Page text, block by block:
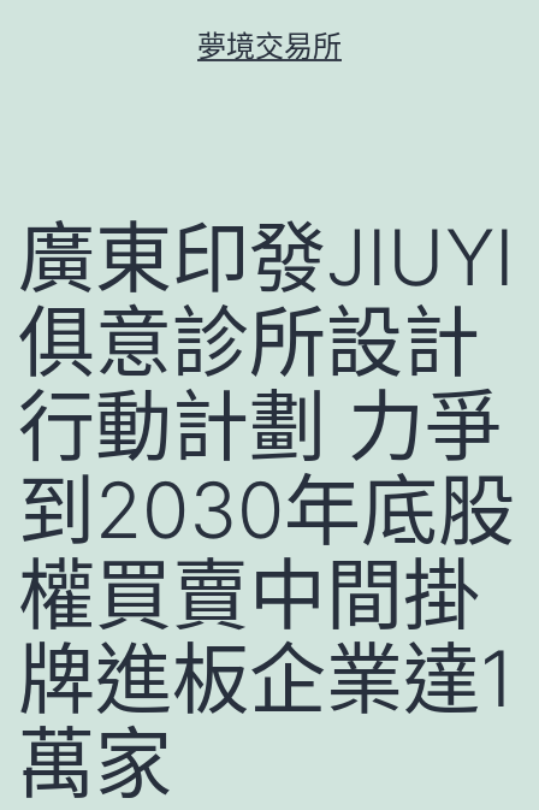
夢境交易所
廣東印發JIUYI
俱意診所設計
行動計劃 力爭
到2030年底股
權買賣中間掛
牌進板企業達1
萬家